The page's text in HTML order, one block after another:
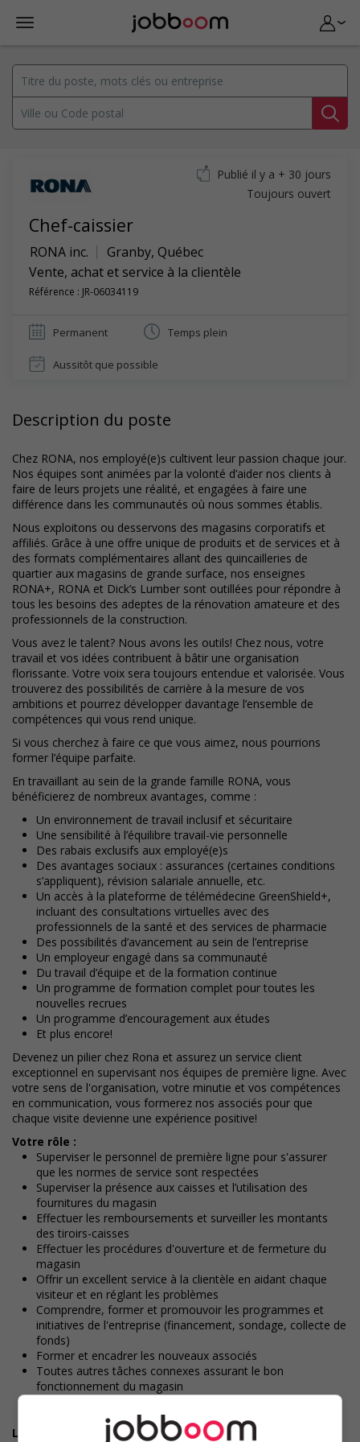
Chef-caissier
RONA inc. Granby, Québec
Vente, achat et service à la clientèle
Référence : JR-06034119
Publié il y a + 30 jours
Toujours ouvert
Permanent Temps plein
Aussitôt que possible
Description du poste
Chez RONA, nos employé(e)s cultivent leur passion chaque jour.
Nos équipes sont animées par la volonté d’aider nos clients à
faire de leurs projets une réalité, et engagées à faire une
différence dans les communautés où nous sommes établis.
Nous exploitons ou desservons des magasins corporatifs et
affiliés. Grâce à une offre unique de produits et de services et à
des formats complémentaires allant des quincailleries de
quartier aux magasins de grande surface, nos enseignes
RONA+, RONA et Dick’s Lumber sont outillées pour répondre à
tous les besoins des adeptes de la rénovation amateure et des
professionnels de la construction.
Vous avez le talent? Nous avons les outils! Chez nous, votre
travail et vos idées contribuent à bâtir une organisation
florissante. Votre voix sera toujours entendue et valorisée. Vous
trouverez des possibilités de carrière à la mesure de vos
ambitions et pourrez développer davantage l’ensemble de
compétences qui vous rend unique.
Si vous cherchez à faire ce que vous aimez, nous pourrions
former l’équipe parfaite.
En travaillant au sein de la grande famille RONA, vous
bénéficierez de nombreux avantages, comme :
Un environnement de travail inclusif et sécuritaire
Une sensibilité à l’équilibre travail-vie personnelle
Des rabais exclusifs aux employé(e)s
Des avantages sociaux : assurances (certaines conditions
s’appliquent), révision salariale annuelle, etc.
Un accès à la plateforme de télémédecine GreenShield+,
incluant des consultations virtuelles avec des
professionnels de la santé et des services de pharmacie
Des possibilités d’avancement au sein de l’entreprise
Un employeur engagé dans sa communauté
Du travail d’équipe et de la formation continue
Un programme de formation complet pour toutes les
nouvelles recrues
Un programme d’encouragement aux études
Et plus encore!
Devenez un pilier chez Rona et assurez un service client
exceptionnel en supervisant nos équipes de première ligne. Avec
votre sens de l'organisation, votre minutie et vos compétences
en communication, vous formerez nos associés pour que
chaque visite devienne une expérience positive!
Votre rôle :
Superviser le personnel de première ligne pour s'assurer
que les normes de service sont respectées
Superviser la présence aux caisses et l’utilisation des
fournitures du magasin
Effectuer les remboursements et surveiller les montants
des tiroirs-caisses
Effectuer les procédures d'ouverture et de fermeture du
magasin
Offrir un excellent service à la clientèle en aidant chaque
visiteur et en réglant les problèmes
Comprendre, former et promouvoir les programmes et
initiatives de l'entreprise (financement, sondage, collecte de
fonds)
Former et encadrer les nouveaux associés
Toutes autres tâches connexes assurant le bon
fonctionnement du magasin
Les compétences recherchées :